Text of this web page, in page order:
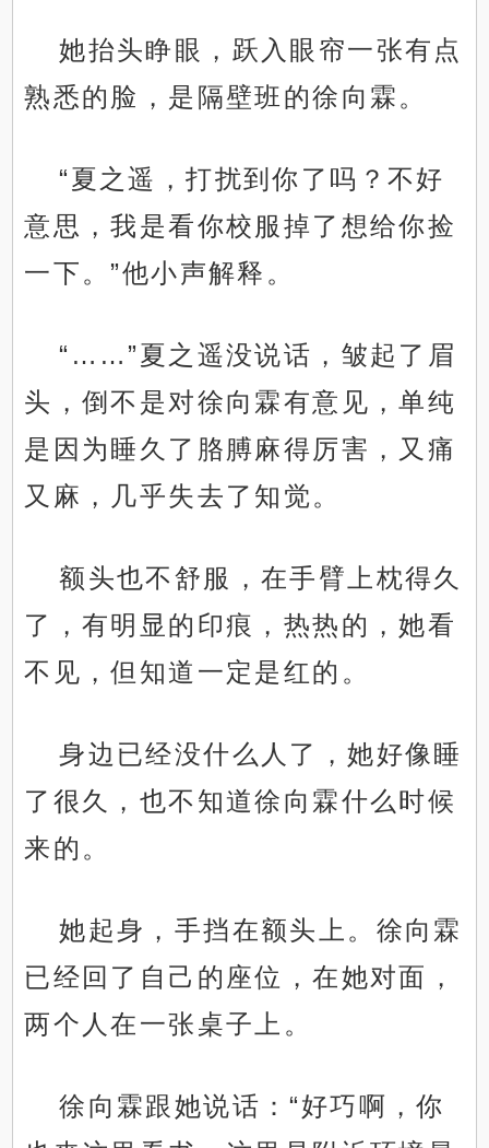
她抬头睁眼，跃入眼帘一张有点
熟悉的脸，是隔壁班的徐向霖。
“夏之遥，打扰到你了吗？不好
意思，我是看你校服掉了想给你捡
一下。”他小声解释。
“……”夏之遥没说话，皱起了眉
头，倒不是对徐向霖有意见，单纯
是因为睡久了胳膊麻得厉害，又痛
又麻，几乎失去了知觉。
额头也不舒服，在手臂上枕得久
了，有明显的印痕，热热的，她看
不见，但知道一定是红的。
身边已经没什么人了，她好像睡
了很久，也不知道徐向霖什么时候
来的。
她起身，手挡在额头上。徐向霖
已经回了自己的座位，在她对面，
两个人在一张桌子上。
徐向霖跟她说话：“好巧啊，你